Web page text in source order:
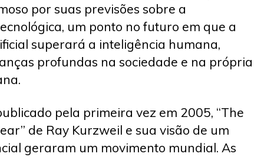
por suas previsões sobre a
um ponto no futuro em que a
superará a inteligência humana,
profundas na sociedade e na própria
pela primeira vez em 2005, “The
de Ray Kurzweil e sua visão de um
geraram um movimento mundial. As